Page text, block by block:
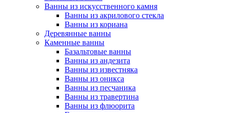
Ванны из искусственного камня
Ванны из акрилового стекла
Ванны из кориана
Деревянные ванны
Каменные ванны
Базальтовые ванны
Ванны из андезита
Ванны из известняка
Ванны из оникса
Ванны из песчаника
Ванны из травертина
Ванны из флюорита